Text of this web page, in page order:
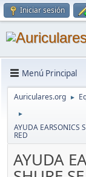
Iniciar sesión
Menú Principal
Auriculares.org ►
►
AYUDA EARSONICS
RED
AYUDA